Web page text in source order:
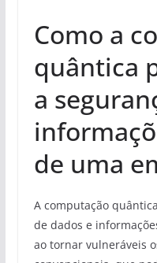
Como a
quântica
a
de uma
A computação
de dados e
ao tornar vulneráveis